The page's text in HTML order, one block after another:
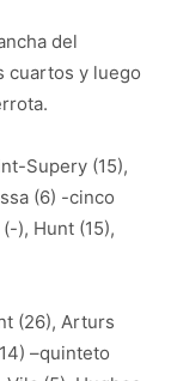
del
cuartos y luego
Supery (15),
(6) -cinco
), Hunt (15),
(26), Arturs
–quinteto